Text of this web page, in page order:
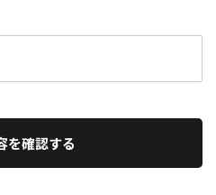
を確認する